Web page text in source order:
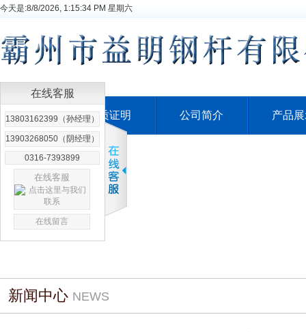
今天是:8/8/2026, 1:15:34 PM 星期六
站首页 资质证明 公司简介 产品
系我们
新闻中心 NEWS
在线客服
13803162399（孙经理）
13903268050（阴经理）
0316-7393899
在线客服
在线留言